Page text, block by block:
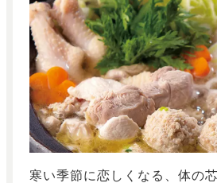
寒い季節に恋しくなる、体の